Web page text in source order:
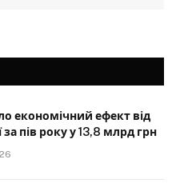
економічний ефект від
за пів року у 13,8 млрд грн